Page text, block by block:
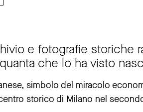
11 – 19
fino a un’ora prima della chiusura del
Glass”resterà chiusa da giovedì 25
Pazienza. Non sempre si muore”
e fotografie storiche
che lo ha visto
simbolo del miracolo
storico di Milano nel